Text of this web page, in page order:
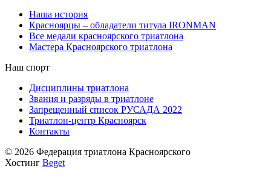
Наша история
Красноярцы – обладатели титула IRONMAN
Все медали красноярского триатлона
Мастера Красноярского триатлона
Наш спорт
Дисциплины триатлона
Звания и разряды в триатлоне
Запрещенный список РУСАДА 2022
Триатлон-центр Красноярск
Контакты
© 2026 Федерация триатлона Красноярского
Хостинг Beget